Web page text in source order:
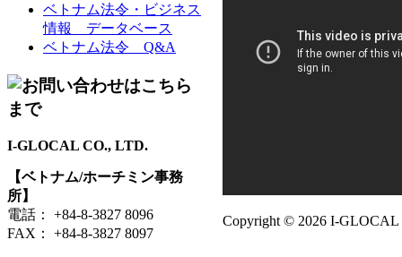
ベトナム法令・ビジネス
情報 データベース
ベトナム法令 Q&A
I-GLOCAL CO., LTD.
【ベトナム/ホーチミン事務
所】
電話： +84-8-3827 8096
FAX： +84-8-3827 8097
Copyright © 2026 I-GLOCAL